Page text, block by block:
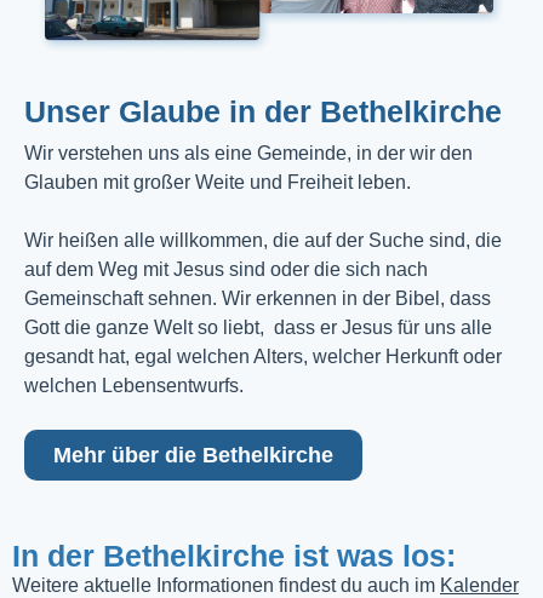
Unser Glaube in der Bethelkirche
Wir verstehen uns als eine Gemeinde, in der wir den
Glauben mit großer Weite und Freiheit leben.
Wir heißen alle willkommen, die auf der Suche sind, die
auf dem Weg mit Jesus sind oder die sich nach
Gemeinschaft sehnen. Wir erkennen in der Bibel, dass
Gott die ganze Welt so liebt, dass er Jesus für uns alle
gesandt hat, egal welchen Alters, welcher Herkunft oder
welchen Lebensentwurfs.
Mehr über die Bethelkirche
In der Bethelkirche ist was los:
Weitere aktuelle Informationen findest du auch im Kalender